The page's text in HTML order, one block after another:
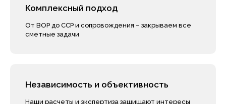
Комплексный подход
От ВОР до ССР и сопровождения – закрываем все
сметные задачи
Независимость и объективность
Наши расчеты и экспертиза защищают интересы